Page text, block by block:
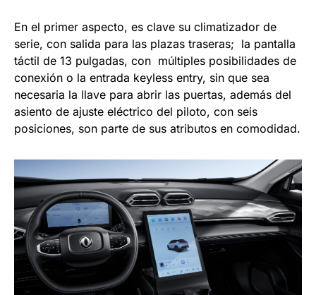
En el primer aspecto, es clave su climatizador de
serie, con salida para las plazas traseras; la pantalla
táctil de 13 pulgadas, con múltiples posibilidades de
conexión o la entrada keyless entry, sin que sea
necesaria la llave para abrir las puertas, además del
asiento de ajuste eléctrico del piloto, con seis
posiciones, son parte de sus atributos en comodidad.